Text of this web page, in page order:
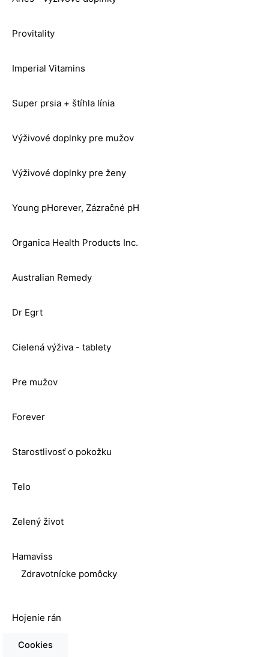
Provitality
Imperial Vitamins
Super prsia + štíhla línia
Výživové doplnky pre mužov
Výživové doplnky pre ženy
Young pHorever, Zázračné pH
Organica Health Products Inc.
Australian Remedy
Dr Egrt
Cielená výživa - tablety
Pre mužov
Forever
Starostlivosť o pokožku
Telo
Zelený život
Hamaviss
Zdravotnícke pomôcky
Hojenie rán
Rýchloobväz
Cookies